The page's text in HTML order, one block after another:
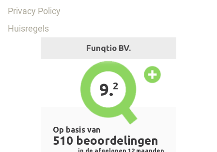
Privacy Policy
Huisregels